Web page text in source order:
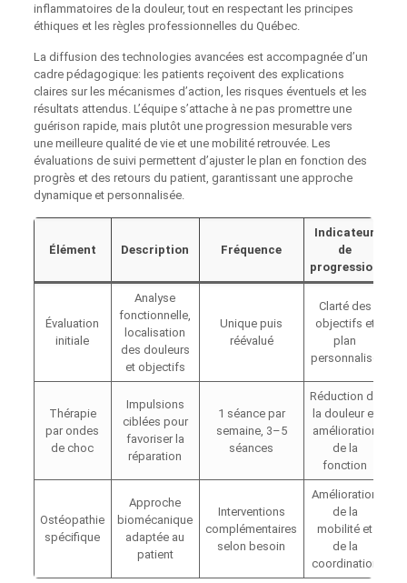
inflammatoires de la douleur, tout en respectant les principes
éthiques et les règles professionnelles du Québec.
La diffusion des technologies avancées est accompagnée d’un
cadre pédagogique: les patients reçoivent des explications
claires sur les mécanismes d’action, les risques éventuels et les
résultats attendus. L’équipe s’attache à ne pas promettre une
guérison rapide, mais plutôt une progression mesurable vers
une meilleure qualité de vie et une mobilité retrouvée. Les
évaluations de suivi permettent d’ajuster le plan en fonction des
progrès et des retours du patient, garantissant une approche
dynamique et personnalisée.
Élément Description Fréquence
Indicateur
de
progression
Évaluation
initiale
Analyse
fonctionnelle,
localisation
des douleurs
et objectifs
Unique puis
réévalué
Clarté des
objectifs et
plan
personnalisé
Thérapie
par ondes
de choc
Impulsions
ciblées pour
favoriser la
réparation
1 séance par
semaine, 3–5
séances
Réduction de
la douleur et
amélioration
de la
fonction
Ostéopathie
spécifique
Approche
biomécanique
adaptée au
patient
Interventions
complémentaires
selon besoin
Amélioration
de la
mobilité et
de la
coordination